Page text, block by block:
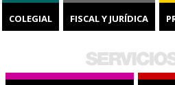
COLEGIAL FISCAL Y JURÍDICA